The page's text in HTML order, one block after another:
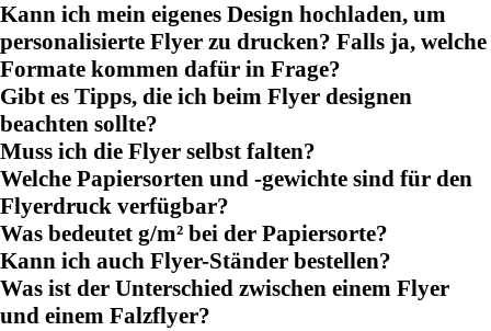
Kann ich mein eigenes Design hochladen, um
personalisierte Flyer zu drucken? Falls ja, welche
Formate kommen dafür in Frage?
Gibt es Tipps, die ich beim Flyer designen
beachten sollte?
Muss ich die Flyer selbst falten?
Welche Papiersorten und -gewichte sind für den
Flyerdruck verfügbar?
Was bedeutet g/m² bei der Papiersorte?
Kann ich auch Flyer-Ständer bestellen?
Was ist der Unterschied zwischen einem Flyer
und einem Falzflyer?